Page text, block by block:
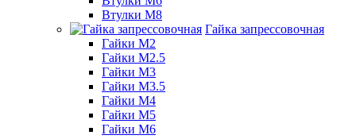
Втулки М8
Гайка запрессовочная
Гайки М2
Гайки М2.5
Гайки М3
Гайки М3.5
Гайки М4
Гайки М5
Гайки М6